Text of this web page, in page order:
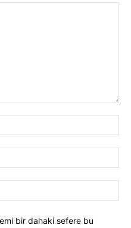
bir dahaki sefere bu